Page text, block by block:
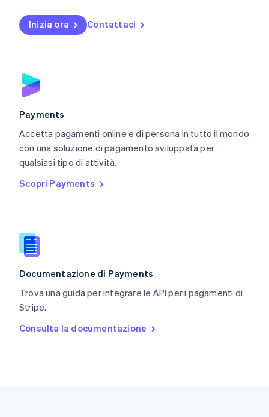
Inizia ora Contattaci
Payments
Accetta pagamenti online e di persona in tutto il mondo
con una soluzione di pagamento sviluppata per
qualsiasi tipo di attività.
Scopri Payments
Documentazione di Payments
Trova una guida per integrare le API per i pagamenti di
Stripe.
Consulta la documentazione
English
Nuova Zelanda
Polonia
English
Português
English简体中文
Regno Unito
English
English
English
Slovacchia
Slovenia
Spagna
Español
English Español简体中文